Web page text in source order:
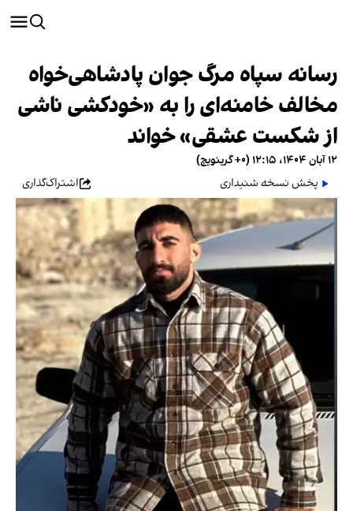
رسانه سپاه مرگ جوان پادشاهی‌خواه
مخالف خامنه‌ای را به «خودکشی ناشی
از شکست عشقی» خواند
۱۲ آبان ۱۴۰۴، ۱۲:۱۵ (‎+۰ گرینویچ)
پخش نسخه شنیداری
اشتراک‌گذاری